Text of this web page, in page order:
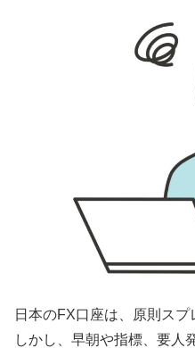
日本のFX口座は、原則スプ
しかし、早朝や指標、要人